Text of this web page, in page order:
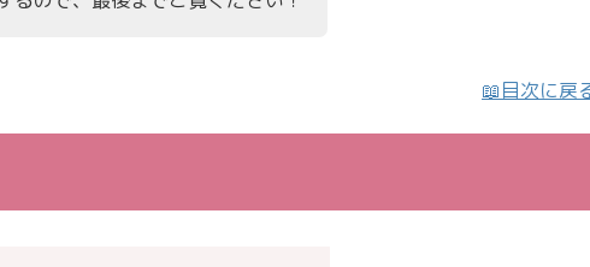
📖目次に戻